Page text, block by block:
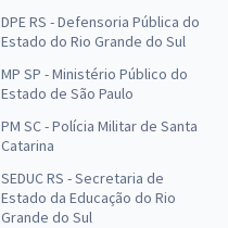
DPE RS - Defensoria Pública do
Estado do Rio Grande do Sul
MP SP - Ministério Público do
Estado de São Paulo
PM SC - Polícia Militar de Santa
Catarina
SEDUC RS - Secretaria de
Estado da Educação do Rio
Grande do Sul